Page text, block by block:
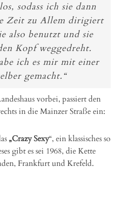
sodass ich sie dann
Zeit zu Allem dirigiert
also benutzt und sie
Kopf weggedreht.
ich es mir mit einer
gemacht.“
vorbei, passiert den
in die Mainzer Straße ein:
„Crazy Sexy“, ein klassisches so
gibt es sei 1968, die Kette
Frankfurt und Krefeld.